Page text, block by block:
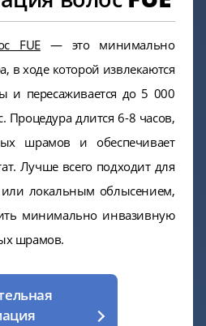
FUE— это минимально
в ходе которой извлекаются
и пересаживается до 5 000
Процедура длится 6-8 часов,
шрамов и обеспечивает
Лучше всего подходит для
локальным облысением,
минимально инвазивную
шрамов.